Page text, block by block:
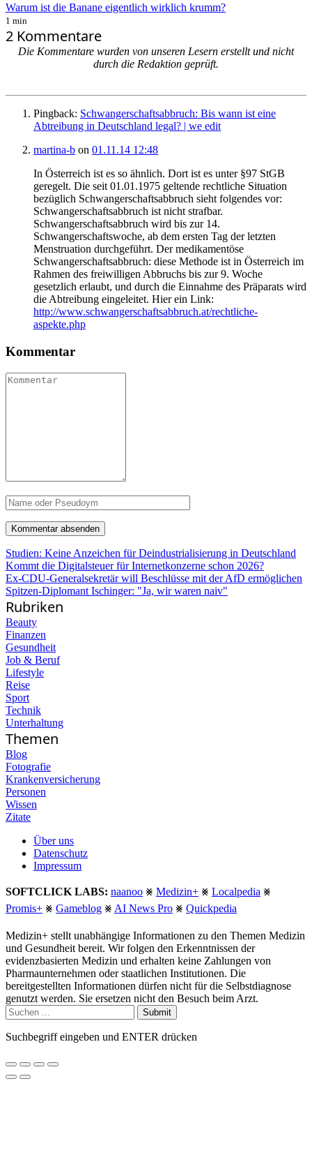
Warum ist die Banane eigentlich wirklich krumm?
1 min
2 Kommentare
Die Kommentare wurden von unseren Lesern erstellt und nicht
durch die Redaktion geprüft.
Pingback: Schwangerschaftsabbruch: Bis wann ist eine
Abtreibung in Deutschland legal? | we edit
martina-b on 01.11.14 12:48
In Österreich ist es so ähnlich. Dort ist es unter §97 StGB
geregelt. Die seit 01.01.1975 geltende rechtliche Situation
bezüglich Schwangerschaftsabbruch sieht folgendes vor:
Schwangerschaftsabbruch ist nicht strafbar.
Schwangerschaftsabbruch wird bis zur 14.
Schwangerschaftswoche, ab dem ersten Tag der letzten
Menstruation durchgeführt. Der medikamentöse
Schwangerschaftsabbruch: diese Methode ist in Österreich im
Rahmen des freiwilligen Abbruchs bis zur 9. Woche
gesetzlich erlaubt, und durch die Einnahme des Präparats wird
die Abtreibung eingeleitet. Hier ein Link:
http://www.schwangerschaftsabbruch.at/rechtliche-
aspekte.php
Kommentar
Studien: Keine Anzeichen für Deindustrialisierung in Deutschland
Kommt die Digitalsteuer für Internetkonzerne schon 2026?
Ex-CDU-Generalsekretär will Beschlüsse mit der AfD ermöglichen
Spitzen-Diplomant Ischinger: "Ja, wir waren naiv"
Rubriken
Beauty
Finanzen
Gesundheit
Job & Beruf
Lifestyle
Reise
Sport
Technik
Unterhaltung
Themen
Blog
Fotografie
Krankenversicherung
Personen
Wissen
Zitate
Über uns
Datenschutz
Impressum
SOFTCLICK LABS: naanoo ⨳ Medizin+ ⨳ Localpedia ⨳
Promis+ ⨳ Gameblog ⨳ AI News Pro ⨳ Quickpedia
Medizin+ stellt unabhängige Informationen zu den Themen Medizin
und Gesundheit bereit. Wir folgen den Erkenntnissen der
evidenzbasierten Medizin und erhalten keine Zahlungen von
Pharmaunternehmen oder staatlichen Institutionen. Die
bereitgestellten Informationen dürfen nicht für die Selbstdiagnose
genutzt werden. Sie ersetzen nicht den Besuch beim Arzt.
Submit
Suchbegriff eingeben und ENTER drücken